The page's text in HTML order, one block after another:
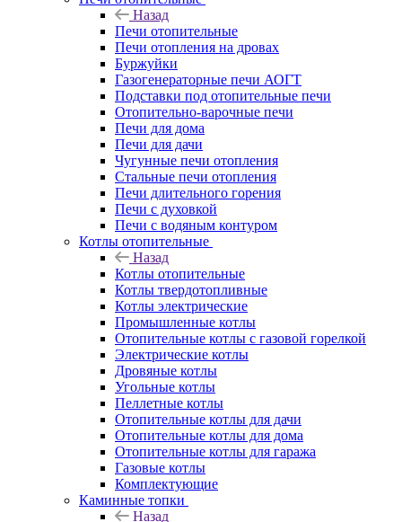
Назад
Печи отопительные
Печи отопления на дровах
Буржуйки
Газогенераторные печи АОГТ
Подставки под отопительные печи
Отопительно-варочные печи
Печи для дома
Печи для дачи
Чугунные печи отопления
Стальные печи отопления
Печи длительного горения
Печи с духовкой
Печи с водяным контуром
Котлы отопительные
Назад
Котлы отопительные
Котлы твердотопливные
Котлы электрические
Промышленные котлы
Отопительные котлы с газовой горелкой
Электрические котлы
Дровяные котлы
Угольные котлы
Пеллетные котлы
Отопительные котлы для дачи
Отопительные котлы для дома
Отопительные котлы для гаража
Газовые котлы
Комплектующие
Каминные топки
Назад